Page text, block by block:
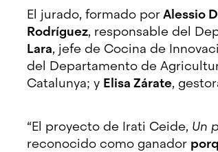
El jurado, formado porAlessio
Rodríguez, responsable del
Lara, jefe de Cocina de
del Departamento de
Catalunya; y Elisa Zárate,
“El proyecto de Irati Ceide, Un
reconocido como ganador